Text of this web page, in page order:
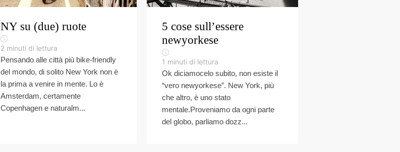
NY su (due) ruote
2 minuti di lettura
Pensando alle città più bike-friendly
del mondo, di solito New York non è
la prima a venire in mente. Lo è
Amsterdam, certamente
Copenhagen e naturalm...
5 cose sull’essere
newyorkese
1 minuti di lettura
Ok diciamocelo subito, non esiste il
“vero newyorkese”. New York, più
che altro, è uno stato
mentale.Proveniamo da ogni parte
del globo, parliamo dozz...